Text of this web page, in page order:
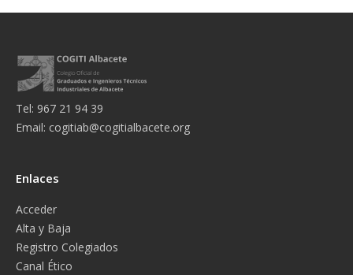
Tel: 967 21 94 39
Email: cogitiab@cogitialbacete.org
Enlaces
Acceder
Alta y Baja
Registro Colegiados
Canal Ético